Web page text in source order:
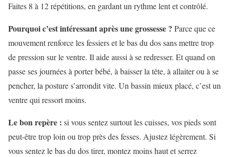
Faites 8 à 12 répétitions, en gardant un rythme lent et contrôlé.
Pourquoi c’est intéressant après une grossesse ? Parce que ce
mouvement renforce les fessiers et le bas du dos sans mettre trop
de pression sur le ventre. Il aide aussi à se redresser. Et quand on
passe ses journées à porter bébé, à baisser la tête, à allaiter ou à se
pencher, la posture s’arrondit vite. Un bassin mieux placé, c’est un
ventre qui ressort moins.
Le bon repère : si vous sentez surtout les cuisses, vos pieds sont
peut-être trop loin ou trop près des fesses. Ajustez légèrement. Si
vous sentez le bas du dos tirer, montez moins haut et serrez